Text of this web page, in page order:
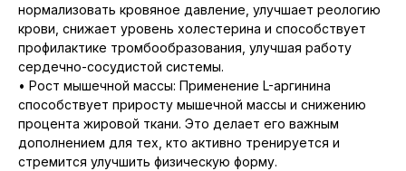
нормализовать кровяное давление, улучшает реологию
крови, снижает уровень холестерина и способствует
профилактике тромбообразования, улучшая работу
сердечно-сосудистой системы.
• Рост мышечной массы: Применение L-аргинина
способствует приросту мышечной массы и снижению
процента жировой ткани. Это делает его важным
дополнением для тех, кто активно тренируется и
стремится улучшить физическую форму.